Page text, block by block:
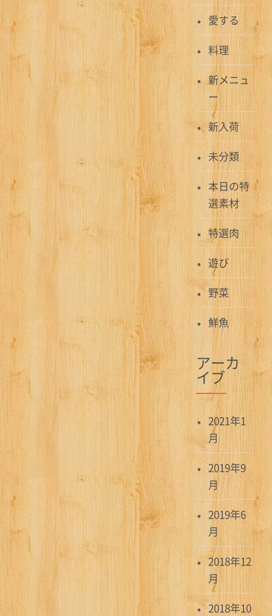
愛する
料理
新メニュ
ー
新入荷
未分類
本日の特
選素材
特選肉
遊び
野菜
鮮魚
アーカ
イブ
2021年1
月
2019年9
月
2019年6
月
2018年12
月
2018年10